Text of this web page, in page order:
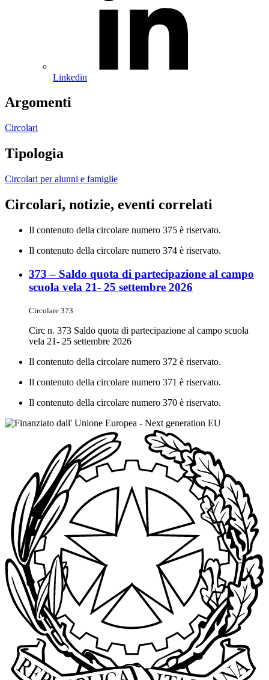
Linkedin
Argomenti
Circolari
Tipologia
Circolari per alunni e famiglie
Circolari, notizie, eventi correlati
Il contenuto della circolare numero 375 è riservato.
Il contenuto della circolare numero 374 è riservato.
373 – Saldo quota di partecipazione al campo
scuola vela 21- 25 settembre 2026
Circolare 373
Circ n. 373 Saldo quota di partecipazione al campo scuola
vela 21- 25 settembre 2026
Il contenuto della circolare numero 372 è riservato.
Il contenuto della circolare numero 371 è riservato.
Il contenuto della circolare numero 370 è riservato.